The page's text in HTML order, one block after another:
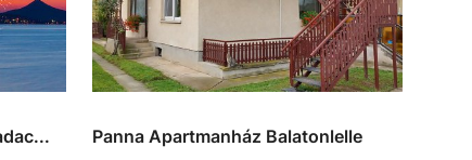
Panna Apartmanház Balatonlelle